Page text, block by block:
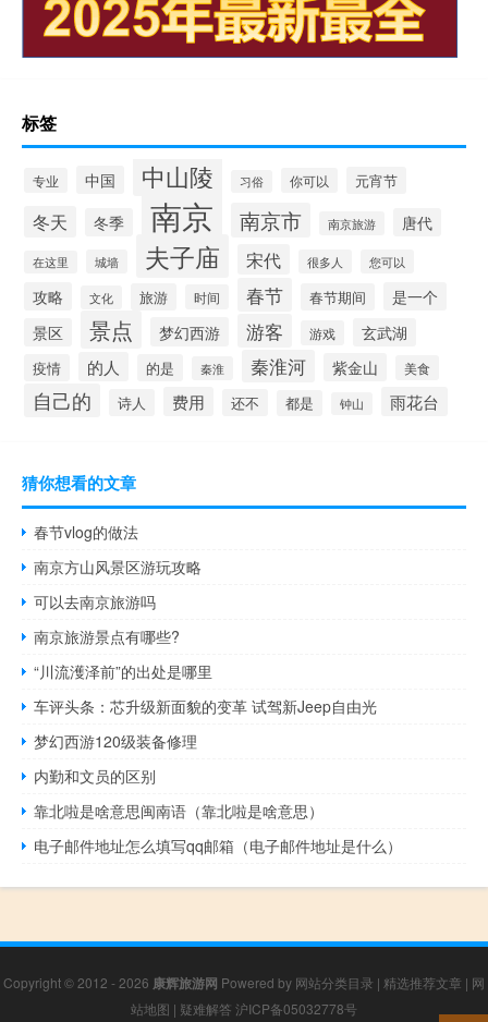
标签
专业 中国 中山陵 习俗 你可以 元宵节
冬天 冬季 南京 南京市 南京旅游 唐代
在这里 城墙 夫子庙 宋代 很多人 您可以
攻略 文化 旅游 时间 春节 春节期间
是一个
景区
景点 梦幻西游 游客 游戏 玄武湖
疫情 的人 的是 秦淮 秦淮河 紫金山 美食
自己的 诗人 费用 还不 都是 钟山 雨花台
猜你想看的文章
春节vlog的做法
南京方山风景区游玩攻略
可以去南京旅游吗
南京旅游景点有哪些?
“川流濩泽前”的出处是哪里
车评头条：芯升级新面貌的变革 试驾新Jeep自由光
梦幻西游120级装备修理
内勤和文员的区别
靠北啦是啥意思闽南语（靠北啦是啥意思）
电子邮件地址怎么填写qq邮箱（电子邮件地址是什么）
Copyright © 2012 - 2026 康辉旅游网 Powered by 网站分类目录 | 精选推荐文章 | 网
站地图 | 疑难解答 沪ICP备05032778号